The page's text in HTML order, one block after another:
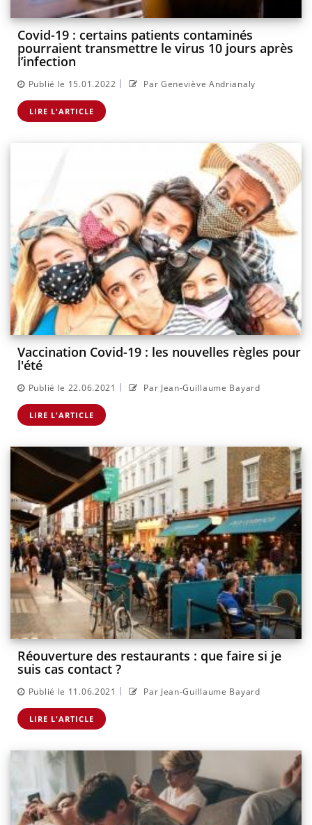
Covid-19 : certains patients contaminés
pourraient transmettre le virus 10 jours après
l’infection
Publié le 15.01.2022 | Par Geneviève Andrianaly
LIRE L'ARTICLE
Vaccination Covid-19 : les nouvelles règles pour
l'été
Publié le 22.06.2021 | Par Jean-Guillaume Bayard
LIRE L'ARTICLE
Réouverture des restaurants : que faire si je
suis cas contact ?
Publié le 11.06.2021 | Par Jean-Guillaume Bayard
LIRE L'ARTICLE